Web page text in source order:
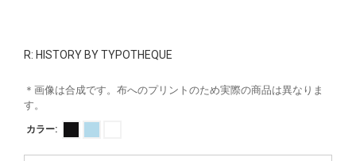
R: HISTORY BY TYPOTHEQUE
＊画像は合成です。布へのプリントのため実際の商品は異なりま
す。
カラー: